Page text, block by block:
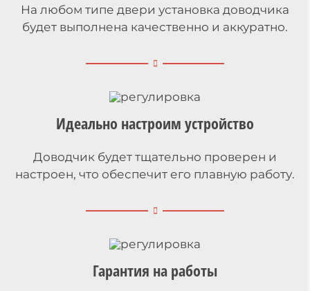
На любом типе двери установка доводчика
будет выполнена качественно и аккуратно.
Идеально настроим устройство
Доводчик будет тщательно проверен и
настроен, что обеспечит его плавную работу.
Гарантия на работы